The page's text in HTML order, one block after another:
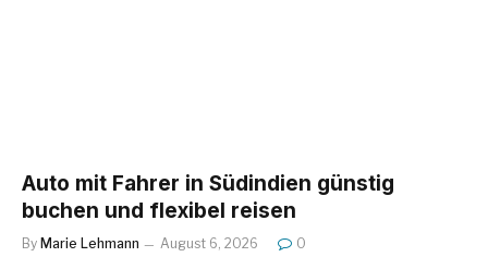
Auto mit Fahrer in Südindien günstig
buchen und flexibel reisen
By Marie Lehmann August 6, 2026 0